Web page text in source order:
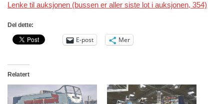
Lenke til auksjonen (bussen er aller siste lot i auksjonen, 354)
Del dette:
E-post Mer
Relatert